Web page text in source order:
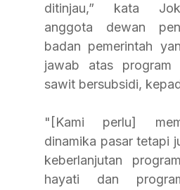
ditinjau,” kata
anggota dewan
badan pemerintah
jawab atas program
sawit bersubsidi,
"[Kami perlu]
dinamika pasar tetapi
keberlanjutan
hayati dan